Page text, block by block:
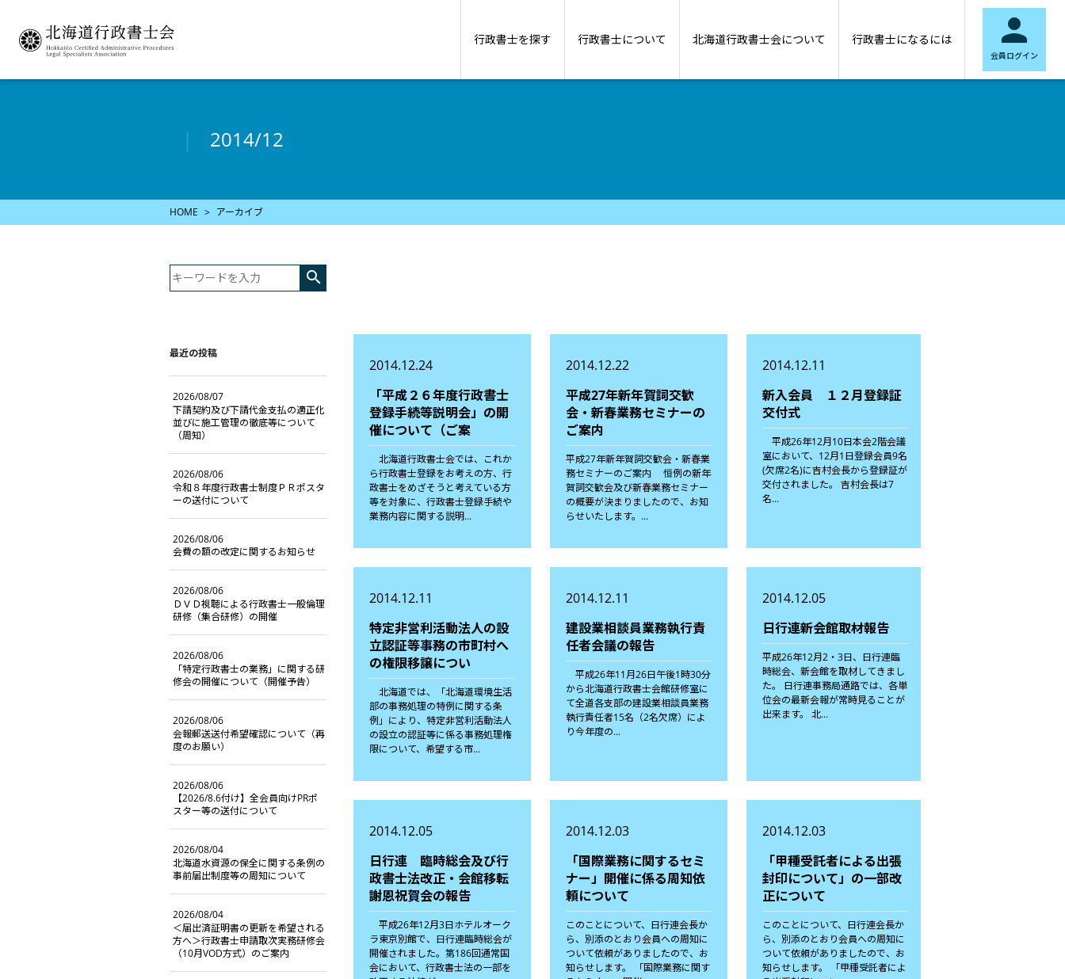
行政書士を探す 行政書士について 北海道行政書士会について 行政書士になるには 
会員ログイン
2014/12
HOME アーカイブ
2014.12.24
「平成２６年度行政書士
登録手続等説明会」の開
催について（ご案
北海道行政書士会では、これか
ら行政書士登録をお考えの方、行
政書士をめざそうと考えている方
等を対象に、行政書士登録手続や
業務内容に関する説明...
2014.12.22
平成27年新年賀詞交歓
会・新春業務セミナーの
ご案内
平成27年新年賀詞交歓会・新春業
務セミナーのご案内 恒例の新年
賀詞交歓会及び新春業務セミナー
の概要が決まりましたので、お知
らせいたします。...
2014.12.11
新入会員 １２月登録証
交付式
平成26年12月10日本会2階会議
室において、12月1日登録会員9名
(欠席2名)に吉村会長から登録証が
交付されました。 吉村会長は7
名...
2014.12.11
特定非営利活動法人の設
立認証等事務の市町村へ
の権限移譲につい
北海道では、「北海道環境生活
部の事務処理の特例に関する条
例」により、特定非営利活動法人
の設立の認証等に係る事務処理権
限について、希望する市...
2014.12.11
建設業相談員業務執行責
任者会議の報告
平成26年11月26日午後1時30分
から北海道行政書士会館研修室に
て全道各支部の建設業相談員業務
執行責任者15名（2名欠席）によ
り今年度の...
2014.12.05
日行連新会館取材報告
平成26年12月2・3日、日行連臨
時総会、新会館を取材してきまし
た。 日行連事務局通路では、各単
位会の最新会報が常時見ることが
出来ます。 北...
2014.12.05
日行連 臨時総会及び行
政書士法改正・会館移転
謝恩祝賀会の報告
平成26年12月3日ホテルオーク
ラ東京別館で、日行連臨時総会が
開催されました。第186回通常国
会において、行政書士法の一部を
2014.12.03
「国際業務に関するセミ
ナー」開催に係る周知依
頼について
このことについて、日行連会長か
ら、別添のとおり会員への周知に
ついて依頼がありましたので、お
知らせします。 「国際業務に関す
2014.12.03
「甲種受託者による出張
封印について」の一部改
正について
このことについて、日行連会長か
ら、別添のとおり会員への周知に
ついて依頼がありましたので、お
知らせします。 「甲種受託者によ

最近の投稿
2026/08/07
下請契約及び下請代金支払の適正化
並びに施工管理の徹底等について
（周知）
2026/08/06
令和８年度行政書士制度ＰＲポスタ
ーの送付について
2026/08/06
会費の額の改定に関するお知らせ
2026/08/06
ＤＶＤ視聴による行政書士一般倫理
研修（集合研修）の開催
2026/08/06
「特定行政書士の業務」に関する研
修会の開催について（開催予告）
2026/08/06
会報郵送送付希望確認について（再
度のお願い）
2026/08/06
【2026/8.6付け】全会員向けPRポ
スター等の送付について
2026/08/04
北海道水資源の保全に関する条例の
事前届出制度等の周知について
2026/08/04
＜届出済証明書の更新を希望される
方へ＞行政書士申請取次実務研修会
（10月VOD方式）のご案内